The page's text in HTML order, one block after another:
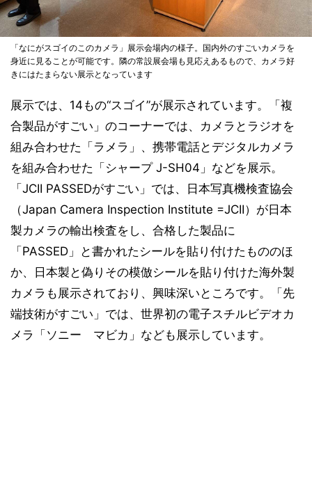
「なにがスゴイのこのカメラ」展示会場内の様子。国内外のすごいカメラを
身近に見ることが可能です。隣の常設展会場も見応えあるもので、カメラ好
きにはたまらない展示となっています
展示では、14もの“スゴイ”が展示されています。「複
合製品がすごい」のコーナーでは、カメラとラジオを
組み合わせた「ラメラ」、携帯電話とデジタルカメラ
を組み合わせた「シャープ J-SH04」などを展示。
「JCII PASSEDがすごい」では、日本写真機検査協会
（Japan Camera Inspection Institute =JCII）が日本
製カメラの輸出検査をし、合格した製品に
「PASSED」と書かれたシールを貼り付けたもののほ
か、日本製と偽りその模倣シールを貼り付けた海外製
カメラも展示されており、興味深いところです。「先
端技術がすごい」では、世界初の電子スチルビデオカ
メラ「ソニー マビカ」なども展示しています。